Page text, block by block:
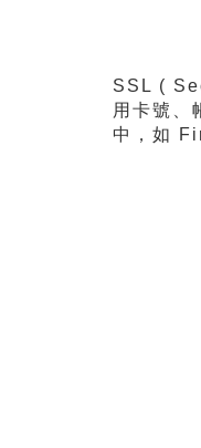
SSL (
用卡號、
中，如